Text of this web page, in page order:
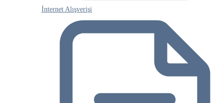
İnternet Alışverişi